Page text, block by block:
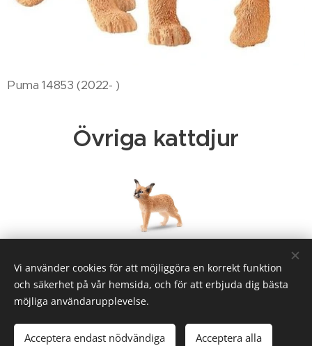
Puma 14853 (2022- )
Övriga kattdjur
© 2020 Birgitta Helm, Broestorp 1175, 289 93 Broby
Vi använder cookies för att möjliggöra en korrekt funktion
och säkerhet på vår hemsida, och för att erbjuda dig bästa
möjliga användarupplevelse.
Acceptera endast nödvändiga Acceptera alla